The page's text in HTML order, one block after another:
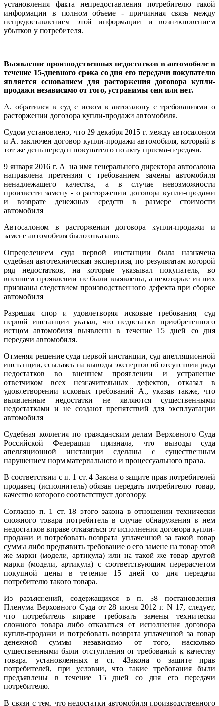
установления факта непредоставления потребителю такой
информации в полном объеме - причинная связь между
непредоставлением этой информации и возникновением
убытков у потребителя.
Выявление производственных недостатков в автомобиле в
течение 15-дневного срока со дня его передачи покупателю
является основанием для расторжения договора купли-
продажи независимо от того, устранимы они или нет.
А. обратился в суд с иском к автосалону с требованиями о
расторжении договора купли-продажи автомобиля.
Судом установлено, что 29 декабря 2015 г. между автосалоном
и А. заключен договор купли-продажи автомобиля, который в
тот же день передан покупателю по акту приема-передачи.
9 января 2016 г. А. на имя генерального директора автосалона
направлена претензия с требованием замены автомобиля
ненадлежащего качества, а в случае невозможности
произвести замену - о расторжении договора купли-продажи
и возврате денежных средств в размере стоимости
автомобиля.
Автосалоном в расторжении договора купли-продажи и
замене автомобиля было отказано.
Определением суда первой инстанции была назначена
судебная автотехническая экспертиза, по результатам которой
ряд недостатков, на которые указывал покупатель, во
внешнем проявлении не были выявлены, а некоторые из них
признаны следствием производственного дефекта при сборке
автомобиля.
Разрешая спор и удовлетворяя исковые требования, суд
первой инстанции указал, что недостатки приобретенного
истцом автомобиля выявлены в течение 15 дней со дня
передачи автомобиля.
Отменяя решение суда первой инстанции, суд апелляционной
инстанции, ссылаясь на выводы экспертов об отсутствии ряда
недостатков во внешнем проявлении и устранение
ответчиком всех незначительных дефектов, отказал в
удовлетворении исковых требований А., указав также, что
выявленные недостатки не являются существенными
недостатками и не создают препятствий для эксплуатации
автомобиля.
Судебная коллегия по гражданским делам Верховного Суда
Российской Федерации признала, что выводы суда
апелляционной инстанции сделаны с существенным
нарушением норм материального и процессуального права.
В соответствии с п. 1 ст. 4 Закона о защите прав потребителей
продавец (исполнитель) обязан передать потребителю товар,
качество которого соответствует договору.
Согласно п. 1 ст. 18 этого закона в отношении технически
сложного товара потребитель в случае обнаружения в нем
недостатков вправе отказаться от исполнения договора купли-
продажи и потребовать возврата уплаченной за такой товар
суммы либо предъявить требование о его замене на товар этой
же марки (модели, артикула) или на такой же товар другой
марки (модели, артикула) с соответствующим перерасчетом
покупной цены в течение 15 дней со дня передачи
потребителю такого товара.
Из разъяснений, содержащихся в п. 38 постановления
Пленума Верховного Суда от 28 июня 2012 г. N 17, следует,
что потребитель вправе требовать замены технически
сложного товара либо отказаться от исполнения договора
купли-продажи и потребовать возврата уплаченной за товар
денежной суммы независимо от того, насколько
существенными были отступления от требований к качеству
товара, установленных в ст. 4Закона о защите прав
потребителей, при условии, что такие требования были
предъявлены в течение 15 дней со дня его передачи
потребителю.
В связи с тем, что недостатки автомобиля производственного